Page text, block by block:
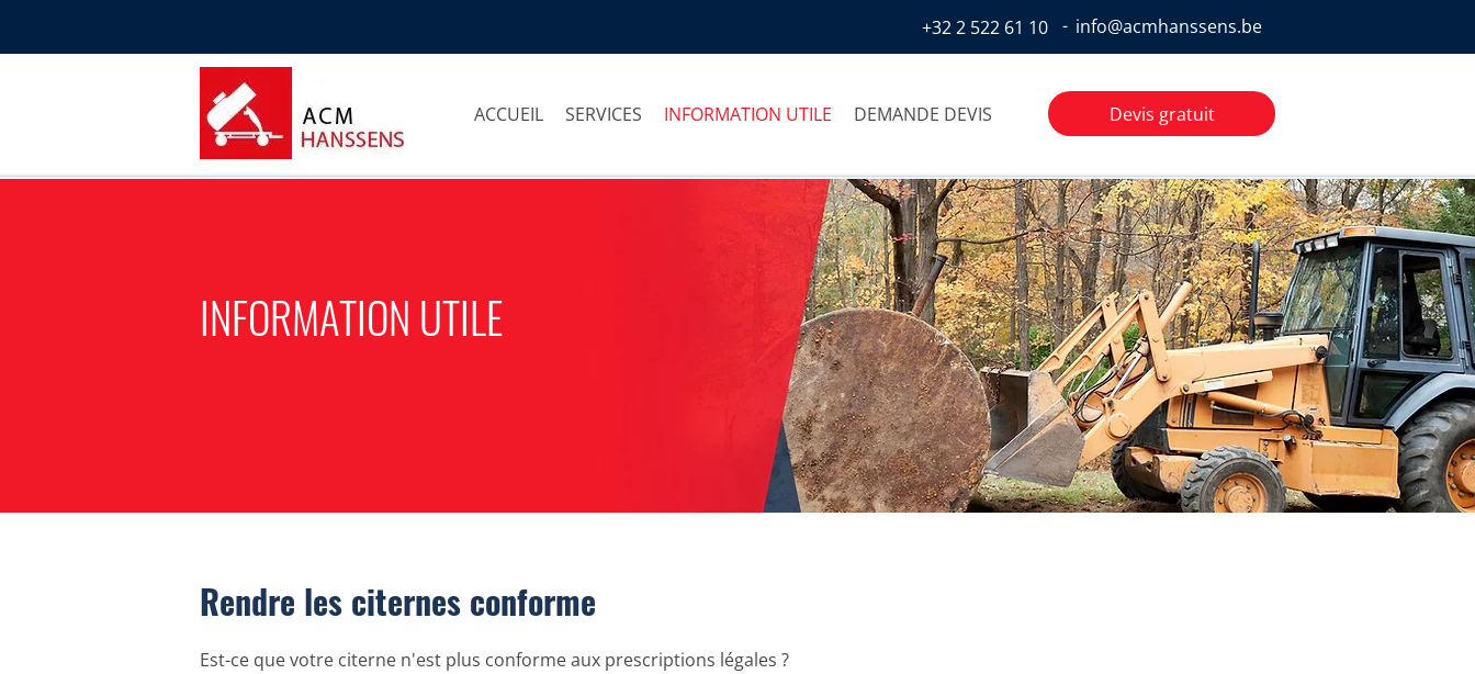
+32 2 522 61 10 - info@acmhanssens.be
ACCUEIL SERVICES INFORMATION UTILE DEMANDE DEVIS Devis gratuit
INFORMATION UTILE
Rendre les citernes conforme
Est-ce que votre citerne n'est plus conforme aux prescriptions légales ?